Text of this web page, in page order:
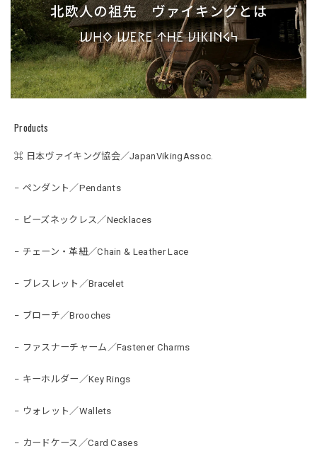
Products
⌘ 日本ヴァイキング協会／JapanVikingAssoc.
− ペンダント／Pendants
− ビーズネックレス／Necklaces
− チェーン・革紐／Chain & Leather Lace
− ブレスレット／Bracelet
− ブローチ／Brooches
− ファスナーチャーム／Fastener Charms
− キーホルダー／Key Rings
− ウォレット／Wallets
− カードケース／Card Cases